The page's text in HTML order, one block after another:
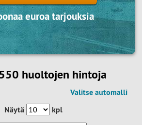
euroa tarjouksia
huoltojen hintoja
Valitse automalli
Näytä
kpl